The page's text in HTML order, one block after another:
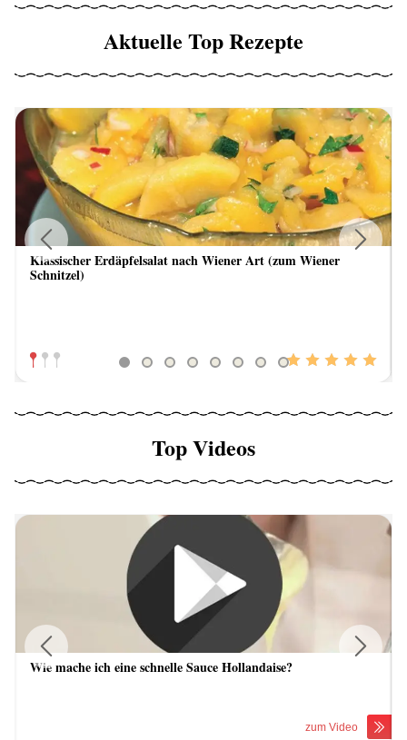
Aktuelle Top Rezepte
Klassischer Erdäpfelsalat nach Wiener Art (zum Wiener
Schnitzel)
Previous
Top Videos
Wie mache ich eine schnelle Sauce Hollandaise?
zum Video
Previous